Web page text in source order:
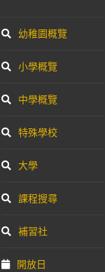
幼稚園概覽
小學概覽
中學概覽
特殊學校
大學
課程搜尋
補習社
開放日